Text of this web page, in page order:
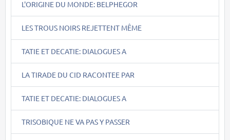
L'ORIGINE DU MONDE: BELPHEGOR
LES TROUS NOIRS REJETTENT MÊME
TATIE ET DECATIE: DIALOGUES A
LA TIRADE DU CID RACONTEE PAR
TATIE ET DECATIE: DIALOGUES A
TRISOBIQUE NE VA PAS Y PASSER